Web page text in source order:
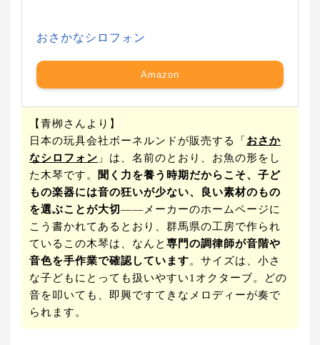
おさかなシロフォン
Amazon
【青栁さんより】
日本の玩具会社ボーネルンドが販売する「おさか
なシロフォン 」は、名前のとおり、お魚の形をし
た木琴です。
聞く力を養う時期だからこそ、子ど
もの楽器には音の狂いが少ない、良い素材のもの
を選ぶことが大切――メーカーのホームページに
こう書かれてあるとおり、群馬県の工房で作られ
ているこの木琴は、なんと 専門の調律師が音階や
音色を手作業で確認しています。サイズは、小さ
な子どもにとっても扱いやすい1オクターブ。どの
音を叩いても、即興ですてきなメロディーが奏で
られます。